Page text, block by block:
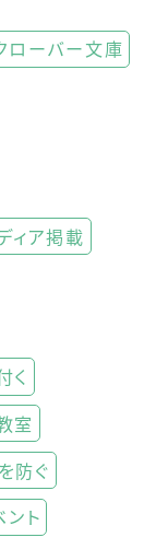
ローバー文庫
ィア掲載
く
室
防ぐ
ト